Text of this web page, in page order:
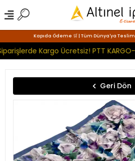
Kapıda Ödeme 🛒 | Tüm Dünya'ya
Kargo Ücretsiz! PTT KARGO-
Geri Dön